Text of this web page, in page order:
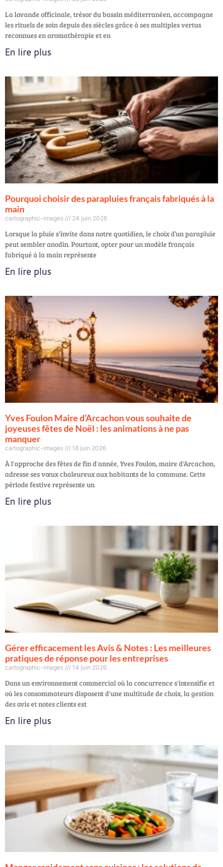
La lavande officinale, trésor du bassin méditerranéen, accompagne
les rituels de soin depuis des siècles grâce à ses multiples vertus
reconnues en aromathérapie et en
En lire plus
Pourquoi choisir des parapluies français fabriqués à la
main
cartographic-images 24 juin 2026
Lorsque la pluie s’invite dans notre quotidien, le choix d’un parapluie
peut sembler anodin. Pourtant, opter pour un modèle français
fabriqué à la main représente
En lire plus
Yves Foulon Maire d’Arcachon vous souhaite de
joyeuses fêtes de Noël : les animations à ne pas
manquer
cartographic-images 18 juin 2026
À l'approche des fêtes de fin d'année, Yves Foulon, maire d'Arcachon,
adresse ses vœux chaleureux aux habitants de la commune. Cette
période festive représente un
En lire plus
Gérer efficacement les Avis & Notes : Les meilleures
pratiques de réponse pour les entreprises
cartographic-images 14 juin 2026
Dans un environnement commercial où la concurrence s'intensifie et
où les consommateurs disposent d'une multitude de choix, la gestion
des avis et notes clients est
En lire plus